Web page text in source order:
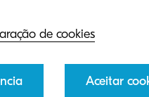
de cookies
Aceitar